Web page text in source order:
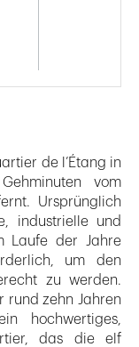
de l’Étang in
vom
Ursprünglich
industrielle und
Laufe der Jahre
um den
zu werden.
rund zehn Jahren
hochwertiges,
das die elf